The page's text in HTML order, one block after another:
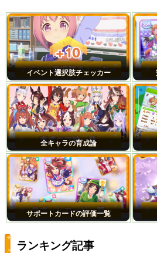
イベント選択肢チェッカー
全キャラの育成論
サポートカードの評価一覧
ランキング記事